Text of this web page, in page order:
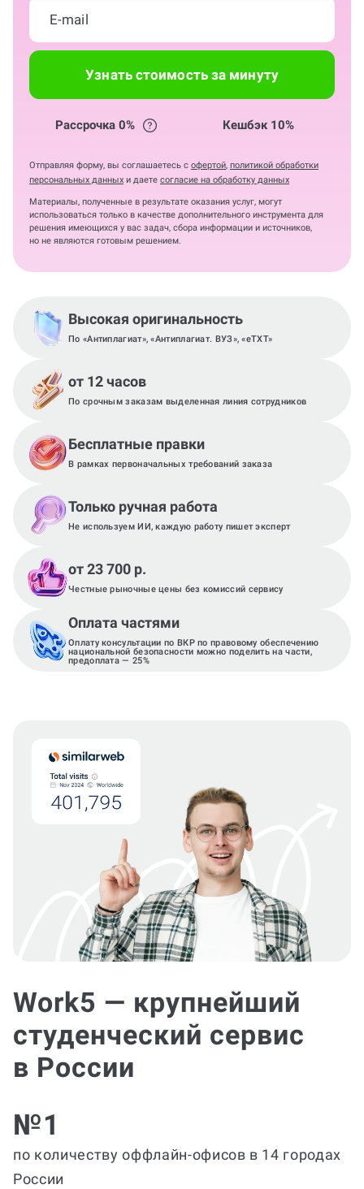
Узнать стоимость за минуту
Рассрочка 0% Кешбэк 10%
Отправляя форму, вы соглашаетесь с офертой, политикой обработки
персональных данных и даете согласие на обработку данных
Материалы, полученные в результате оказания услуг, могут
использоваться только в качестве дополнительного инструмента для
решения имеющихся у вас задач, сбора информации и источников,
но не являются готовым решением.
Высокая оригинальность
По «Антиплагиат», «Антиплагиат. ВУЗ», «eTXT»
от 12 часов
По срочным заказам выделенная линия сотрудников
Бесплатные правки
В рамках первоначальных требований заказа
Только ручная работа
Не используем ИИ, каждую работу пишет эксперт
от 23 700 р.
Честные рыночные цены без комиссий сервису
Оплата частями
Оплату консультации по ВКР по правовому обеспечению
национальной безопасности можно поделить на части,
предоплата — 25%
Work5 — крупнейший
студенческий сервис
в России
№1
по количеству оффлайн-офисов в 14 городах
России